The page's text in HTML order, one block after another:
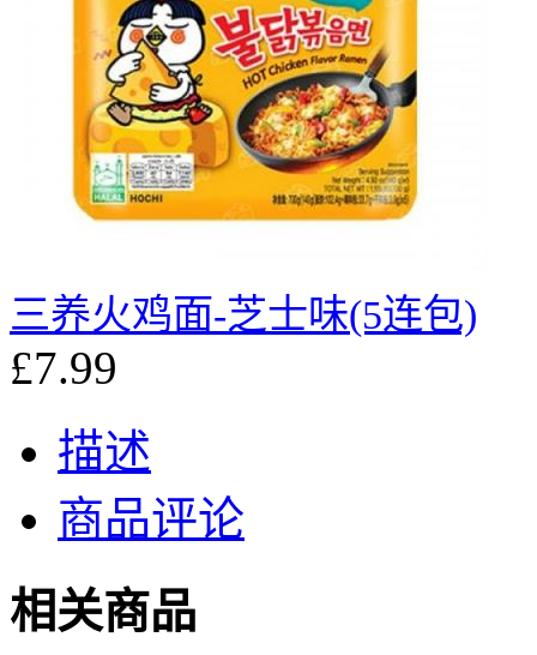
三养火鸡面-芝士味(5连包)
£7.99
描述
商品评论
相关商品